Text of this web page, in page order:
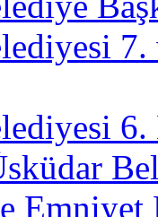
6.